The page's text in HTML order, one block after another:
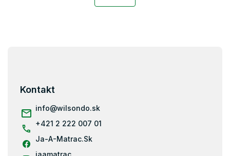
Kontakt
info@wilsondo.sk
+421 2 222 007 01
Ja-A-Matrac.Sk